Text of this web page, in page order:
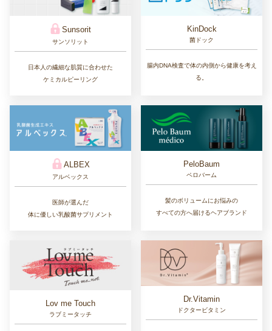
Sunsorit
サンソリット
日本人の繊細な肌質に合わせた
ケミカルピーリング
KinDock
菌ドック
腸内DNA検査で体の内側から健康を考え
る。
ALBEX
アルベックス
医師が選んだ
体に優しい乳酸菌サプリメント
PeloBaum
ペロバーム
髪のボリュームにお悩みの
すべての方へ届けるヘアブランド
Lov me Touch
ラブミータッチ
Dr.Vitamin
ドクタービタミン